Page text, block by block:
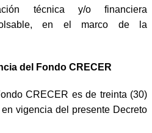
técnica y/o financiera
en el marco de la
del Fondo CRECER
CRECER es de treinta (30)
vigencia del presente Decreto